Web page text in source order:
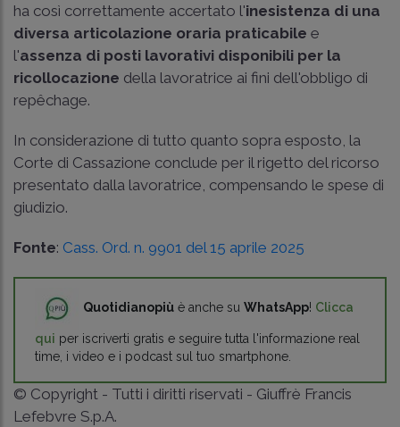
ha così correttamente accertato l'inesistenza di una
diversa articolazione oraria praticabile e
l'assenza di posti lavorativi disponibili per la
ricollocazione della lavoratrice ai fini dell'obbligo di
repêchage.
In considerazione di tutto quanto sopra esposto, la
Corte di Cassazione conclude per il rigetto del ricorso
presentato dalla lavoratrice, compensando le spese di
giudizio.
Fonte: Cass. Ord. n. 9901 del 15 aprile 2025
Quotidianopiù è anche su WhatsApp! Clicca
qui per iscriverti gratis e seguire tutta l'informazione real
time, i video e i podcast sul tuo smartphone.
© Copyright - Tutti i diritti riservati - Giuffrè Francis
Lefebvre S.p.A.